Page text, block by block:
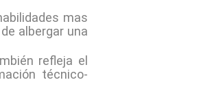
mas
albergar una
refleja el
técnico-